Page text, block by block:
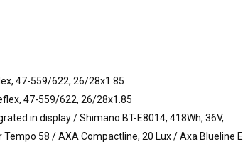
47-559/622, 26/28x1.85
47-559/622, 26/28x1.85
in display / Shimano BT-E8014, 418Wh, 36V,
58 / AXA Compactline, 20 Lux / Axa Blueline E